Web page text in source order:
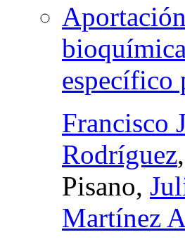
específico
Francisco
Rodríguez,
Pisano,
Martínez